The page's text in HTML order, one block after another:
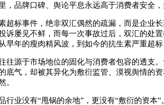
，品牌口碑、舆论平息永远高于消费者安全
超标事件，绝非双汇偶然的疏漏，而是企业
诉屡见不鲜，而每一次事故过后，双汇的
早年的瘦肉精风波，到如今的抗生素严重超
往源于市场地位的固化与消费者包容的透支
底气，却被其异化为敷衍监管、漠视舆情的
。
行业没有“甩锅的余地”，更没有“敷衍的资